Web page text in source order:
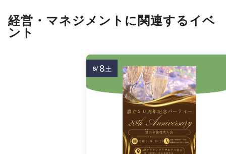
経営・マネジメントに関連するイベ
ント
8/ 8土